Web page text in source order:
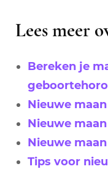
Lees meer
Bereken je
Nieuwe
Nieuwe
Nieuwe
Tips voor